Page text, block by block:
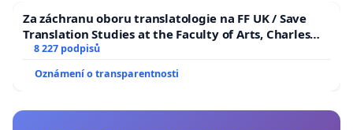
přístupný každému dospělému, jemuž pomáhá
zvládat bolesti, stres, depresea spoustu dalších
Za záchranu oboru translatologie na FF UK / Save
Translation Studies at the Faculty of Arts, Charles
University
8 227 podpisů
Oznámení o transparentnosti